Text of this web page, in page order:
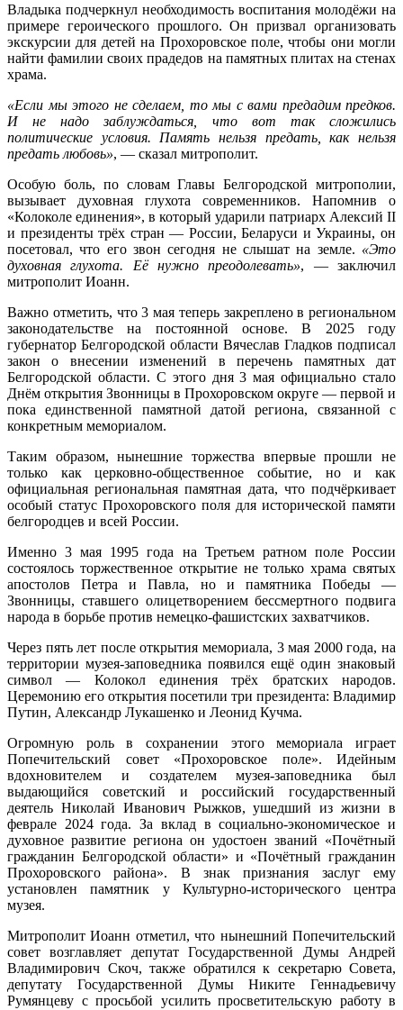
Владыка подчеркнул необходимость воспитания молодёжи на
примере героического прошлого. Он призвал организовать
экскурсии для детей на Прохоровское поле, чтобы они могли
найти фамилии своих прадедов на памятных плитах на стенах
храма.
«Если мы этого не сделаем, то мы с вами предадим предков.
И не надо заблуждаться, что вот так сложились
политические условия. Память нельзя предать, как нельзя
предать любовь», — сказал митрополит.
Особую боль, по словам Главы Белгородской митрополии,
вызывает духовная глухота современников. Напомнив о
«Колоколе единения», в который ударили патриарх Алексий II
и президенты трёх стран— России, Беларуси и Украины, он
посетовал, что его звон сегодня не слышат на земле. «Это
духовная глухота. Её нужно преодолевать», — заключил
митрополит Иоанн.
Важно отметить, что 3 мая теперь закреплено в региональном
законодательстве на постоянной основе. В 2025 году
губернатор Белгородской области Вячеслав Гладков подписал
закон о внесении изменений в перечень памятных дат
Белгородской области. С этого дня 3 мая официально стало
Днём открытия Звонницы в Прохоровском округе — первой и
пока единственной памятной датой региона, связанной с
конкретным мемориалом.
Таким образом, нынешние торжества впервые прошли не
только как церковно-общественное событие, но и как
официальная региональная памятная дата, что подчёркивает
особый статус Прохоровского поля для исторической памяти
белгородцев и всей России.
Именно 3 мая 1995 года на Третьем ратном поле России
состоялось торжественное открытие не только храма святых
апостолов Петра и Павла, но и памятника Победы —
Звонницы, ставшего олицетворением бессмертного подвига
народа в борьбе против немецко-фашистских захватчиков.
Через пять лет после открытия мемориала, 3 мая 2000 года, на
территории музея-заповедника появился ещё один знаковый
символ — Колокол единения трёх братских народов.
Церемонию его открытия посетили три президента: Владимир
Путин, Александр Лукашенко и Леонид Кучма.
Огромную роль в сохранении этого мемориала играет
Попечительский совет «Прохоровское поле». Идейным
вдохновителем и создателем музея-заповедника был
выдающийся советский и российский государственный
деятель Николай Иванович Рыжков, ушедший из жизни в
феврале 2024 года. За вклад в социально-экономическое и
духовное развитие региона он удостоен званий «Почётный
гражданин Белгородской области» и «Почётный гражданин
Прохоровского района». В знак признания заслуг ему
установлен памятник у Культурно-исторического центра
музея.
Митрополит Иоанн отметил, что нынешний Попечительский
совет возглавляет депутат Государственной Думы Андрей
Владимирович Скоч, также обратился к секретарю Совета,
депутату Государственной Думы Никите Геннадьевичу
Румянцеву с просьбой усилить просветительскую работу в